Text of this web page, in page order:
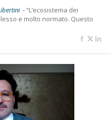
-“L’ecosistema dei
e molto normato. Questo